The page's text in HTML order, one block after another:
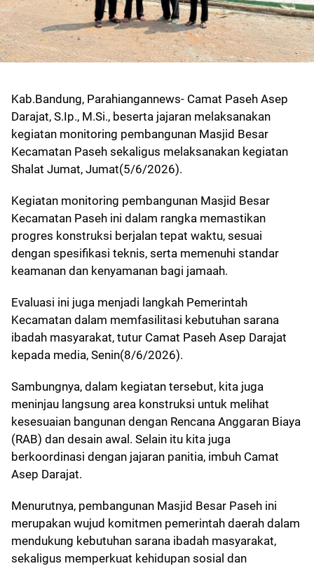
Kab.Bandung, Parahiangannews- Camat Paseh Asep
Darajat, S.Ip., M.Si., beserta jajaran melaksanakan
kegiatan monitoring pembangunan Masjid Besar
Kecamatan Paseh sekaligus melaksanakan kegiatan
Shalat Jumat, Jumat(5/6/2026).
Kegiatan monitoring pembangunan Masjid Besar
Kecamatan Paseh ini dalam rangka memastikan
progres konstruksi berjalan tepat waktu, sesuai
dengan spesifikasi teknis, serta memenuhi standar
keamanan dan kenyamanan bagi jamaah.
Evaluasi ini juga menjadi langkah Pemerintah
Kecamatan dalam memfasilitasi kebutuhan sarana
ibadah masyarakat, tutur Camat Paseh Asep Darajat
kepada media, Senin(8/6/2026).
Sambungnya, dalam kegiatan tersebut, kita juga
meninjau langsung area konstruksi untuk melihat
kesesuaian bangunan dengan Rencana Anggaran Biaya
(RAB) dan desain awal. Selain itu kita juga
berkoordinasi dengan jajaran panitia, imbuh Camat
Asep Darajat.
Menurutnya, pembangunan Masjid Besar Paseh ini
merupakan wujud komitmen pemerintah daerah dalam
mendukung kebutuhan sarana ibadah masyarakat,
sekaligus memperkuat kehidupan sosial dan